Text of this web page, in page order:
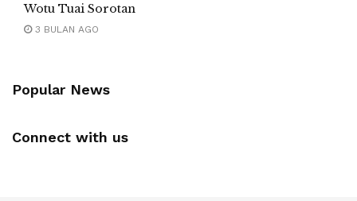
Wotu Tuai Sorotan
3 BULAN AGO
Popular News
Connect with us